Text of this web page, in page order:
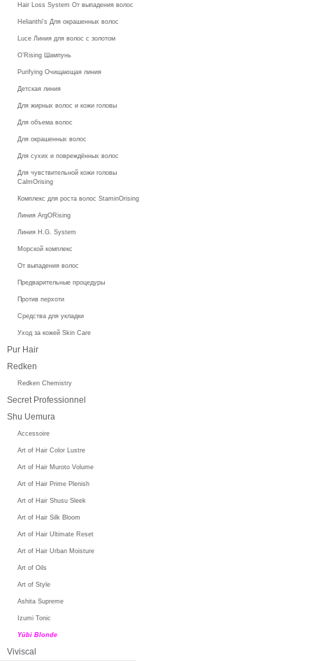
Hair Loss System От выпадения волос
Helianthi's Для окрашенных волос
Luce Линия для волос с золотом
O’Rising Шампунь
Purifying Очищающая линия
Детская линия
Для жирных волос и кожи головы
Для объема волос
Для окрашенных волос
Для сухих и повреждённых волос
Для чувствительной кожи головы
CalmOrising
Комплекс для роста волос StaminOrising
Линия ArgORising
Линия H.G. System
Морской комплекс
От выпадения волос
Предварительные процедуры
Против перхоти
Средства для укладки
Уход за кожей Skin Care
Pur Hair
Redken
Redken Chemistry
Secret Professionnel
Shu Uemura
Accessoire
Art of Hair Color Lustre
Art of Hair Muroto Volume
Art of Hair Prime Plenish
Art of Hair Shusu Sleek
Art of Hair Silk Bloom
Art of Hair Ultimate Reset
Art of Hair Urban Moisture
Art of Oils
Art of Style
Ashita Supreme
Izumi Tonic
Yūbi Blonde
Viviscal